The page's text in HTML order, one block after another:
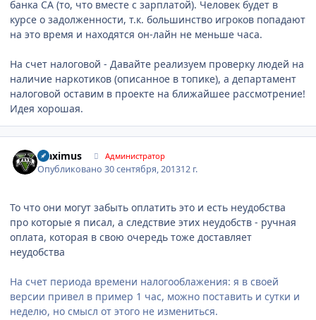
банка СА (то, что вместе с зарплатой). Человек будет в
курсе о задолженности, т.к. большинство игроков попадают
на это время и находятся он-лайн не меньше часа.
На счет налоговой - Давайте реализуем проверку людей на
наличие наркотиков (описанное в топике), а департамент
налоговой оставим в проекте на ближайшее рассмотрение!
Идея хорошая.
Maximus Администратор
Опубликовано30 сентября, 201312 г.
То что они могут забыть оплатить это и есть неудобства
про которые я писал, а следствие этих неудобств - ручная
оплата, которая в свою очередь тоже доставляет
неудобства
На счет периода времени налогооблажения: я в своей
версии привел в пример 1 час, можно поставить и сутки и
неделю, но смысл от этого не измениться.